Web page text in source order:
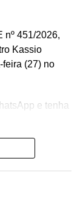
nº 451/2026,
Kassio
(27) no
e tenha
de agosto,
que